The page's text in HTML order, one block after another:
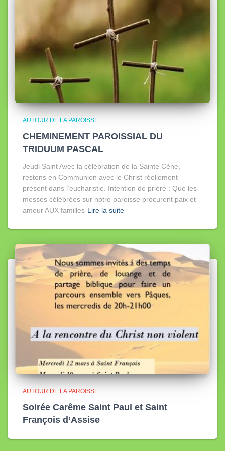
AUTOUR DE LA PAROISSE
CHEMINEMENT PAROISSIAL DU
TRIDUUM PASCAL
Jeudi Saint Avec la célébration de la Sainte Cène,
restons en Communion avec le Christ réellement
présent dans l’eucharistie. Intention de prière : Que les
messes célébrées sur notre paroisse procurent paix et
amour AUX familles Lire la suite
AUTOUR DE LA PAROISSE
Soirée Carême Saint Paul et Saint
François d’Assise